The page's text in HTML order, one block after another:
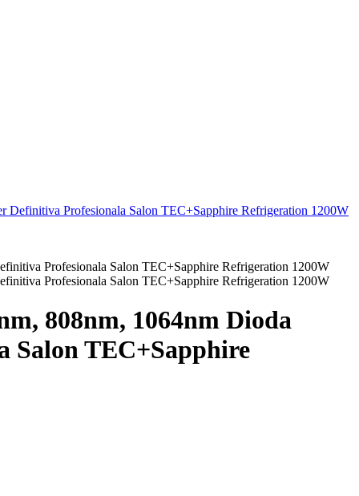
Profesionala Salon TEC+Sapphire Refrigeration 1200W
808nm, 1064nm Dioda
Salon TEC+Sapphire